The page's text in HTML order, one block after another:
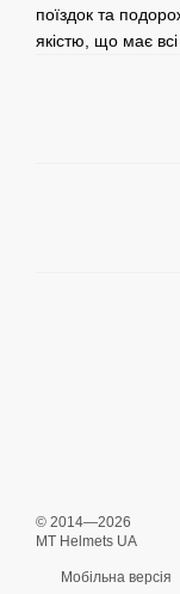
поїздок та
якістю, що має всі
© 2014—2026
MT Helmets UA
Мобільна версія